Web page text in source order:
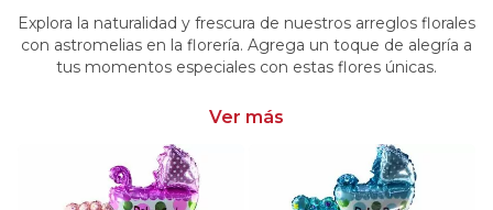
Explora la naturalidad y frescura de nuestros arreglos florales
con astromelias en la florería. Agrega un toque de alegría a
tus momentos especiales con estas flores únicas.
Ver más